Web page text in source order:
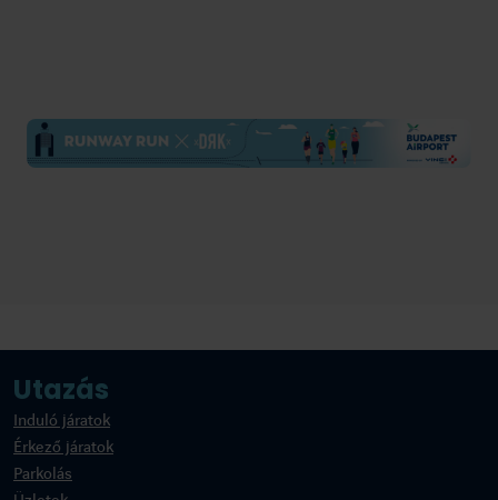
Utazás
Induló járatok
Érkező járatok
Parkolás